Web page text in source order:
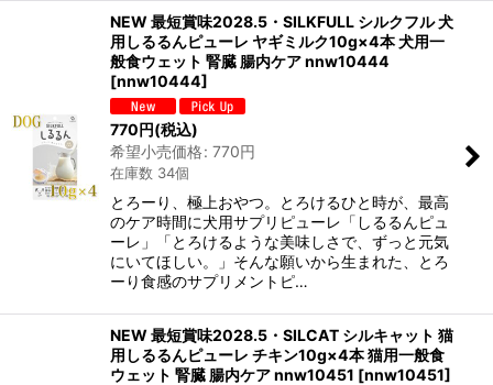
NEW 最短賞味2028.5・SILKFULL シルクフル 犬
用しるるんピューレ ヤギミルク10g×4本 犬用一
般食ウェット 腎臓 腸内ケア nnw10444
[nnw10444]
770円(税込)
希望小売価格: 770円
在庫数 34個
とろーり、極上おやつ。とろけるひと時が、最高
のケア時間に犬用サプリピューレ「しるるんピュ
ーレ」「とろけるような美味しさで、ずっと元気
にいてほしい。」そんな願いから生まれた、とろ
ーり食感のサプリメントピ…
NEW 最短賞味2028.5・SILCAT シルキャット 猫
用しるるんピューレ チキン10g×4本 猫用一般食
ウェット 腎臓 腸内ケア nnw10451 [nnw10451]